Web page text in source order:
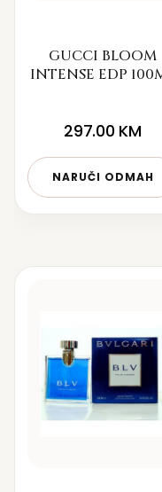
GUCCI BLOOM
INTENSE EDP
297.00 KM
NARUČI ODMAH